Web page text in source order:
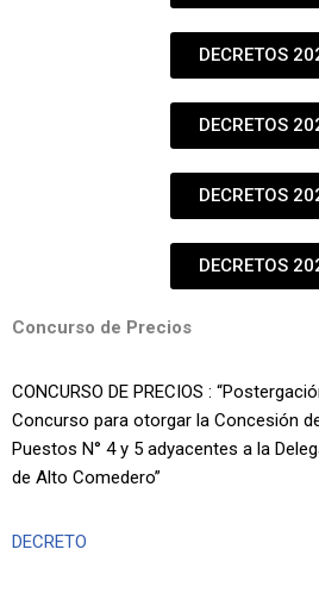
DECRETOS
DECRETOS
DECRETOS
DECRETOS
Concurso de Precios
CONCURSO DE PRECIOS :
Concurso para otorgar la Concesión
Puestos N° 4 y 5 adyacentes a la
de Alto Comedero”
DECRETO